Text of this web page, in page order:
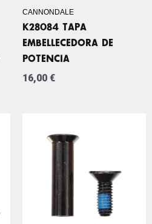
CANNONDALE
K28084 TAPA
EMBELLECEDORA DE
POTENCIA
16,00 €